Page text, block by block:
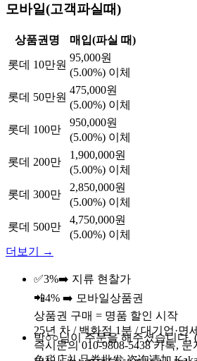
모바일(고객파실때)
상품권명 매입(파실 때)
롯데 10만원
95,000원
(5.00%) 이체
롯데 50만원
475,000원
(5.00%) 이체
롯데 100만
950,000원
(5.00%) 이체
롯데 200만
1,900,000원
(5.00%) 이체
롯데 300만
2,850,000원
(5.00%) 이체
롯데 500만
4,750,000원
(5.00%) 이체
더보기 →
✅3%➡️ 지류 현찰가
📲4% ➡️ 모바일상품권
상품권 구매 = 명품 할인 시작
25년 차 / 백화점 1분 / 대기업·면
즉시문의 010-9808-5438 카톡, 문
박○○님이 주문을 해주셨습니다.